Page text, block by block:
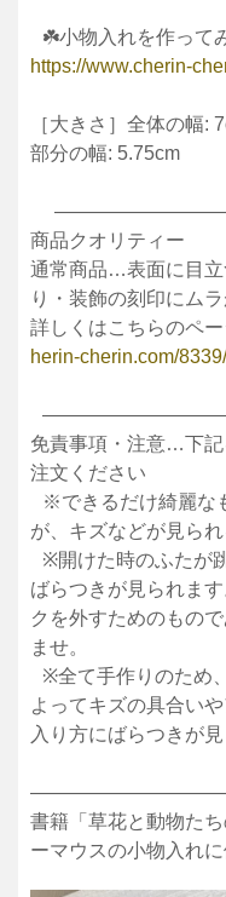
☘️小物入れを作って
https://www.cherin-
［大きさ］全体の幅
部分の幅: 5.75cm
商品クオリティー
通常商品…表面に目立
り・装飾の刻印にム
詳しくはこちらのペ
herin-cherin.com/8339/
免責事項・注意…下
注文ください
※できるだけ綺麗な
が、キズなどが見ら
※開けた時のふたが
ばらつきが見られま
クを外すためのもの
ませ。
※全て手作りのため
よってキズの具合い
入り方にばらつきが
書籍「草花と動物た
ーマウスの小物入れに